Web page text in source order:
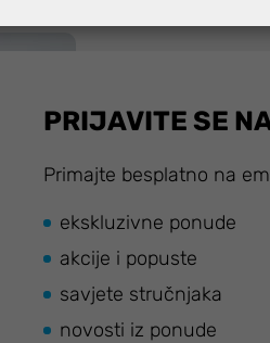
PRIJAVITE SE
Primajte besplatno na
ekskluzivne ponude
akcije i popuste
savjete stručnjaka
novosti iz ponude